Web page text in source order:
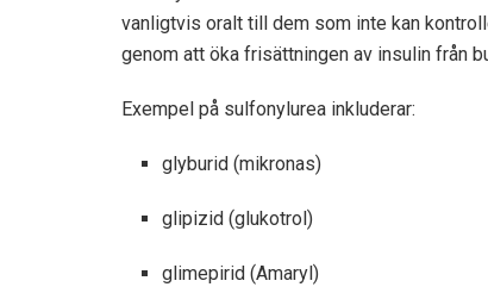
vanligtvis oralt till dem som inte kan
genom att öka frisättningen av insulin från
Exempel på sulfonylurea inkluderar:
glyburid (mikronas)
glipizid (glukotrol)
glimepirid (Amaryl)